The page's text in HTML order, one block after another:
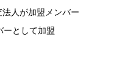
人が加盟メンバー
ーとして加盟